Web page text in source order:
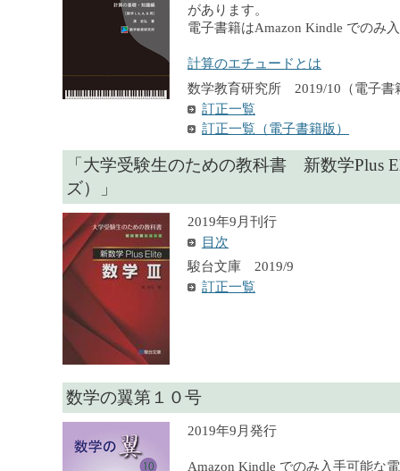
があります。
電子書籍はAmazon Kindle でのみ
計算のエチュードとは
数学教育研究所 2019/10（電子書
訂正一覧
訂正一覧（電子書籍版）
「大学受験生のための教科書 新数学Plus
ズ）」
2019年9月刊行
目次
駿台文庫 2019/9
訂正一覧
数学の翼第１０号
2019年9月発行
Amazon Kindle でのみ入手可能な